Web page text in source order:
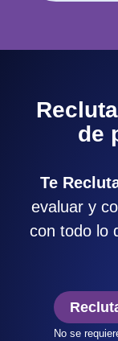
de
Te
evaluar y
con todo lo
No se